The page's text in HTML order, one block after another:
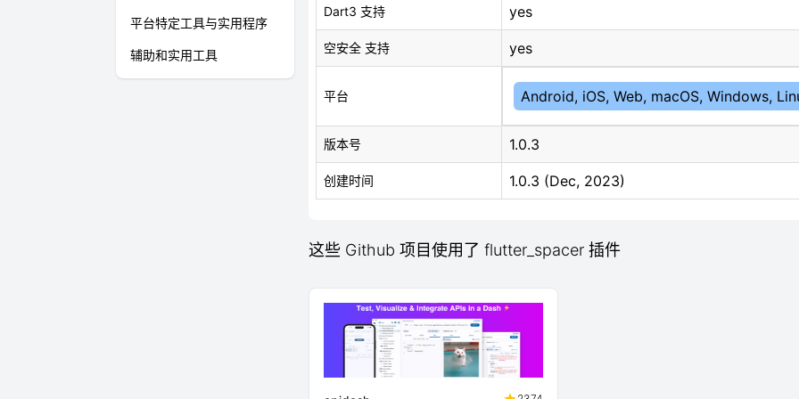
平台特定工具与实用程序
辅助和实用工具
Dart3 支持 yes
空安全 支持 yes
平台 Android, iOS, Web, macOS, Windows,
版本号 1.0.3
创建时间 1.0.3 (Dec, 2023)
这些 Github 项目使用了 flutter_spacer 插件